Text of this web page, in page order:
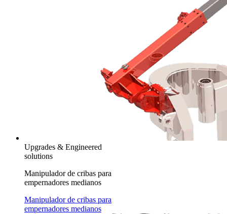
Upgrades & Engineered
solutions
Manipulador de cribas para
empernadores medianos
Manipulador de cribas para
empernadores medianos